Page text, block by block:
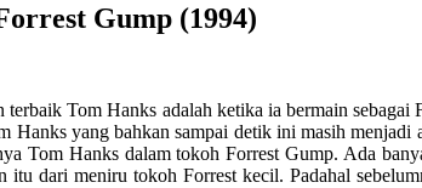
Gump (1994)
terbaik Tom Hanks adalah ketika ia bermain
Hanks yang bahkan sampai detik ini masih
Tom Hanks dalam tokoh Forrest Gump. Ada
itu dari meniru tokoh Forrest kecil. Padahal